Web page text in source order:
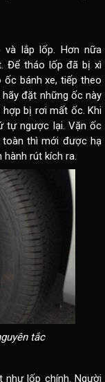
lắp lốp. Hơn nữa
Để tháo lốp đã bị xì
bánh xe, tiếp theo
đặt những ốc này
bị rơi mất ốc. Khi
tự ngược lại. Vặn ốc
thì mới được hạ
rút kích ra.
tắc
lốp chính. Người